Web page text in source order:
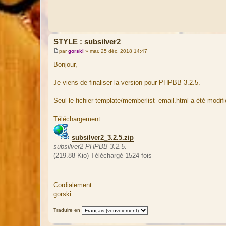
STYLE : subsilver2
M
s
g
pargorski » mar. 25 déc. 2018 14:47
Bonjour,
Je viens de finaliser la version pour PHPBB 3.2.5.
Seul le fichier template/memberlist_email.html a été
Téléchargement:
subsilver2_3.2.5.zip
subsilver2 PHPBB 3.2.5.
(219.88 Kio) Téléchargé 1524 fois
Cordialement
gorski
Traduire en